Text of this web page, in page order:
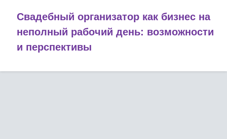
Свадебный организатор как бизнес на
неполный рабочий день: возможности
и перспективы